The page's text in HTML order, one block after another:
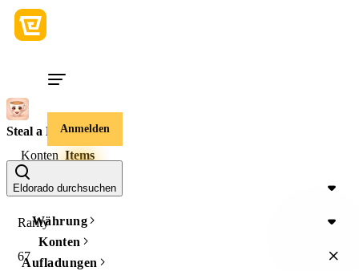
Anmelden
Eldorado durchsuchen
Währung
Konten
Aufladungen
Steal a Brainrot
Konten Items
Item Type
Rarity
67